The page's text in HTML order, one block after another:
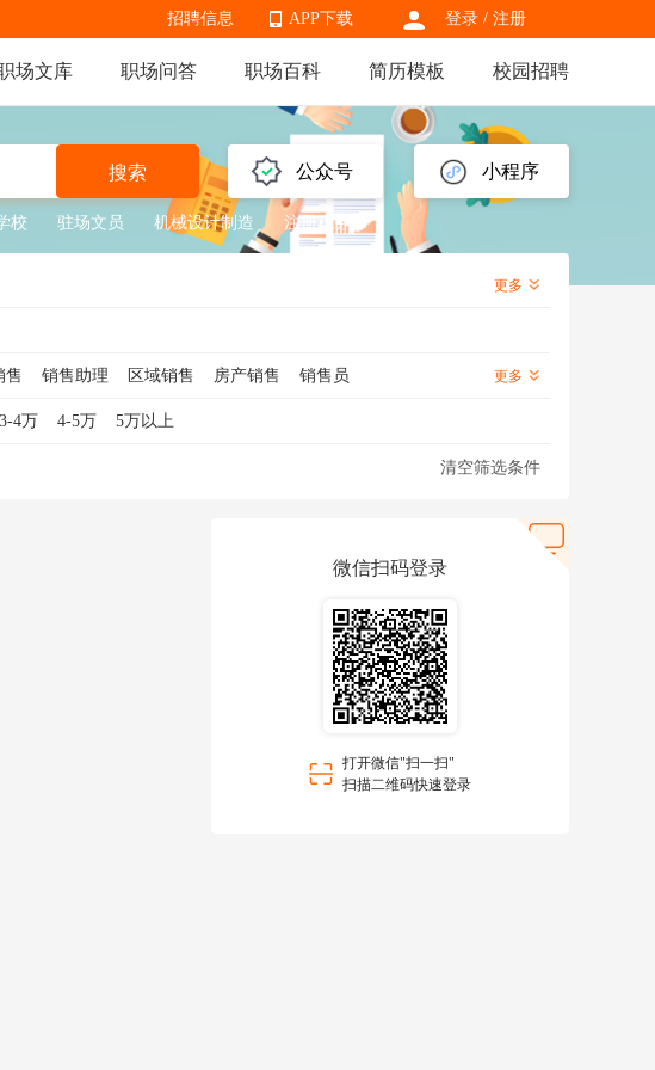
登录 / 注册
APP下载
APP下载
招聘信息
场文库 职场问答 职场百科 简历模板 校园招聘
公众号 小程序
搜索
校 驻场文员 机械设计制造 注册税务师
更多
售 销售助理 区域销售 房产销售
销售员
店销售 钢材销售 信用卡销售
更多
3-4万 4-5万 5万以上
清空筛选条件
微信扫码登录
打开微信"扫一扫"
扫描二维码快速登录